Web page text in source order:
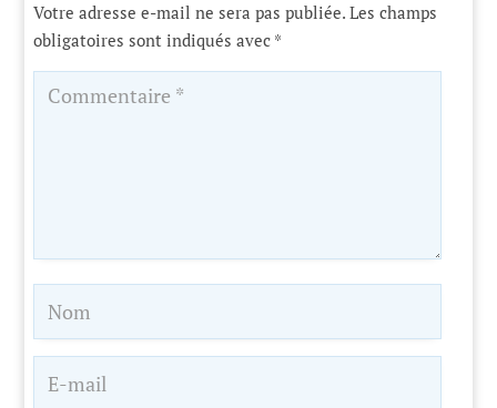
Votre adresse e-mail ne sera pas publiée. Les champs
obligatoires sont indiqués avec *